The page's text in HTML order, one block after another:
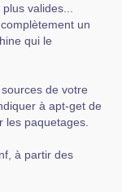
valides...
un
qui le
de votre
à apt-get de
les paquetages.
à partir des